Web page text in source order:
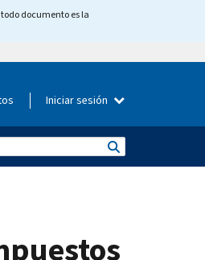
documento es la
Iniciar sesión